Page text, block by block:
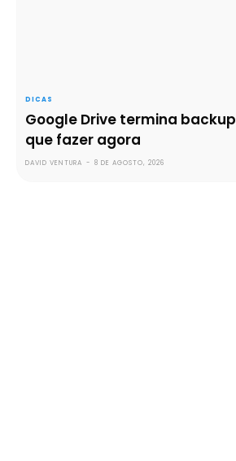
DICAS
Google Drive termina
que fazer agora
DAVID VENTURA - 8 DE AGOSTO, 2026